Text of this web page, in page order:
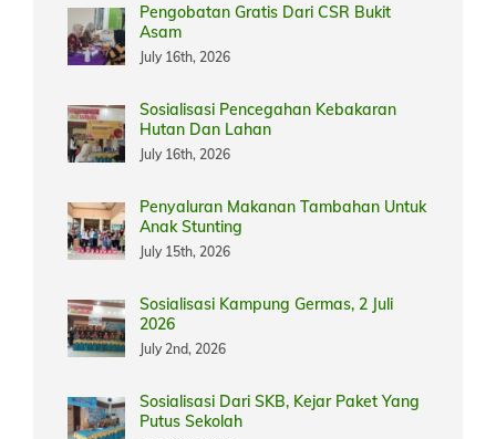
Pengobatan Gratis Dari CSR Bukit
Asam
July 16th, 2026
Sosialisasi Pencegahan Kebakaran
Hutan Dan Lahan
July 16th, 2026
Penyaluran Makanan Tambahan Untuk
Anak Stunting
July 15th, 2026
Sosialisasi Kampung Germas, 2 Juli
2026
July 2nd, 2026
Sosialisasi Dari SKB, Kejar Paket Yang
Putus Sekolah